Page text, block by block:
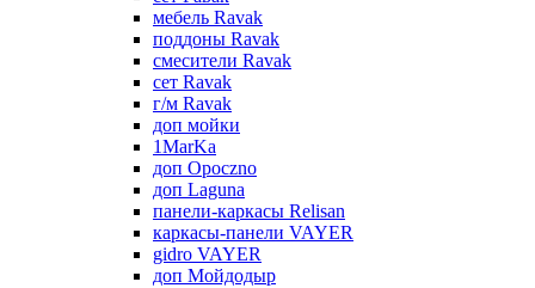
мебель Ravak
поддоны Ravak
смесители Ravak
сет Ravak
г/м Ravak
доп мойки
1MarKa
доп Opoczno
доп Laguna
панели-каркасы Relisan
каркасы-панели VAYER
gidro VAYER
доп Мойдодыр